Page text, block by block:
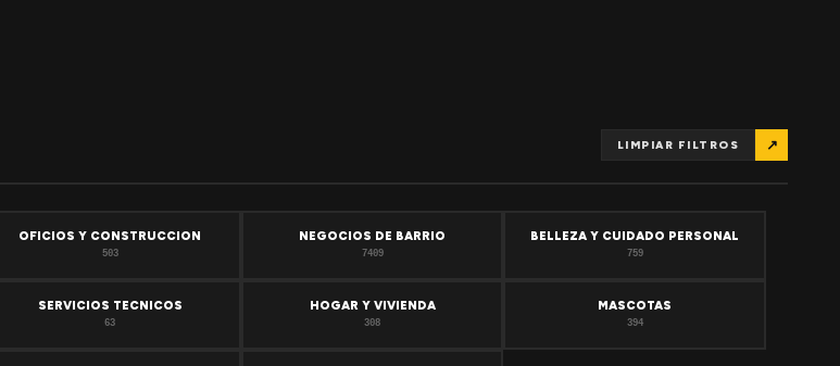
LIMPIAR FILTROS ↗
OFICIOS Y CONSTRUCCION
503
NEGOCIOS DE BARRIO
7409
BELLEZA Y CUIDADO PERSONAL
759
SERVICIOS TECNICOS
63
HOGAR Y VIVIENDA
308
MASCOTAS
394